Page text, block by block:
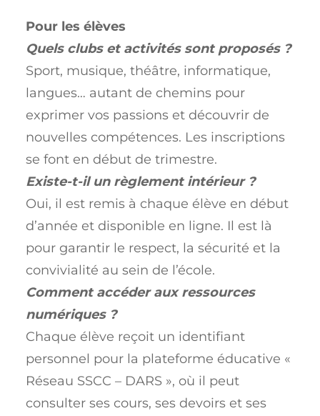
Pour les élèves
Quels clubs et activités sont proposés ?
Sport, musique, théâtre, informatique,
langues… autant de chemins pour
exprimer vos passions et découvrir de
nouvelles compétences. Les inscriptions
se font en début de trimestre.
Existe-t-il un règlement intérieur ?
Oui, il est remis à chaque élève en début
d’année et disponible en ligne. Il est là
pour garantir le respect, la sécurité et la
convivialité au sein de l’école.
Comment accéder aux ressources
numériques ?
Chaque élève reçoit un identifiant
personnel pour la plateforme éducative «
Réseau SSCC – DARS », où il peut
consulter ses cours, ses devoirs et ses